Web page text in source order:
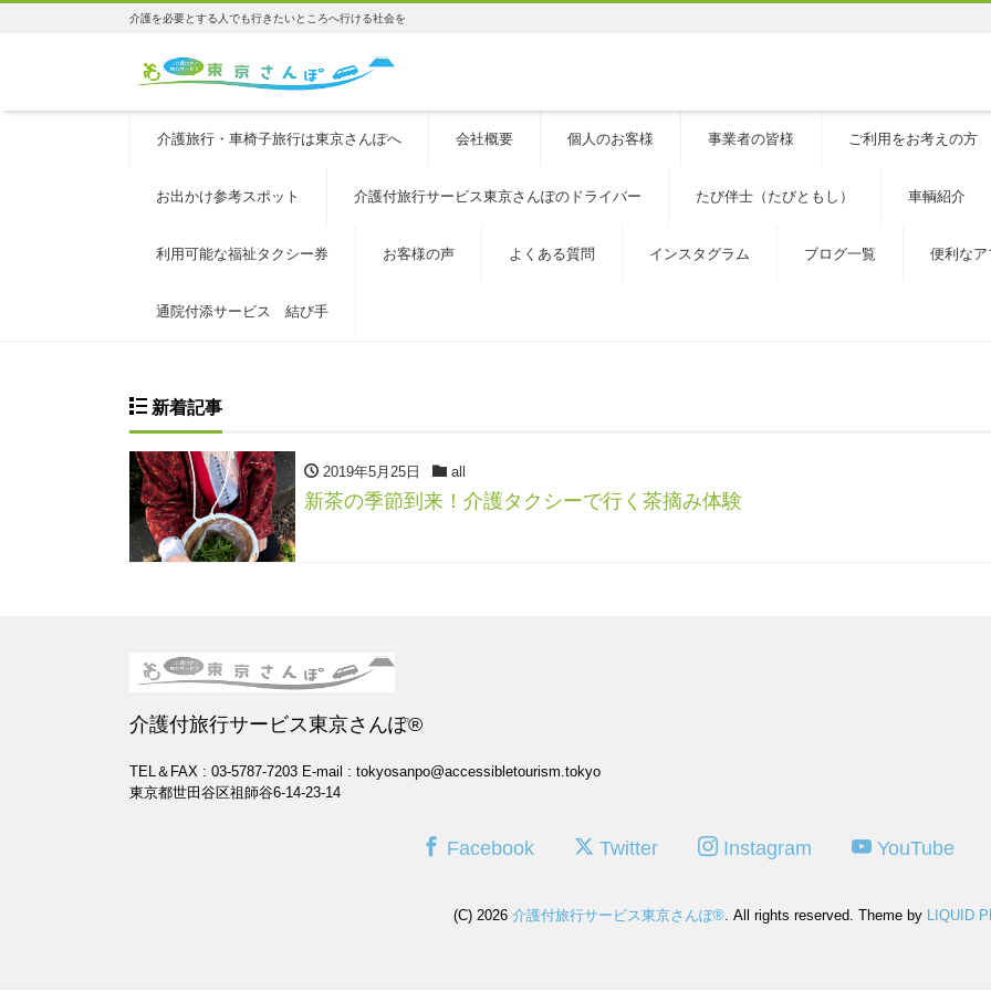
介護を必要とする人でも行きたいところへ行ける社会を
介護旅行・車椅子旅行は東京さんぽへ 会社概要 個人のお客様 事業者の皆様 ご利用をお考えの方
お出かけ参考スポット 介護付旅行サービス東京さんぽのドライバー たび伴士（たびともし） 車輌紹介
利用可能な福祉タクシー券 お客様の声 よくある質問 インスタグラム ブログ一覧 便利なア
通院付添サービス 結び手
新着記事
2019年5月25日 all
新茶の季節到来！介護タクシーで行く茶摘み体験
介護付旅行サービス東京さんぽ®
TEL＆FAX : 03-5787-7203 E-mail : tokyosanpo@accessibletourism.tokyo
東京都世田谷区祖師谷6-14-23-14
Facebook Twitter Instagram YouTube
(C) 2026 介護付旅行サービス東京さんぽ® . All rights reserved. Theme by LIQUID